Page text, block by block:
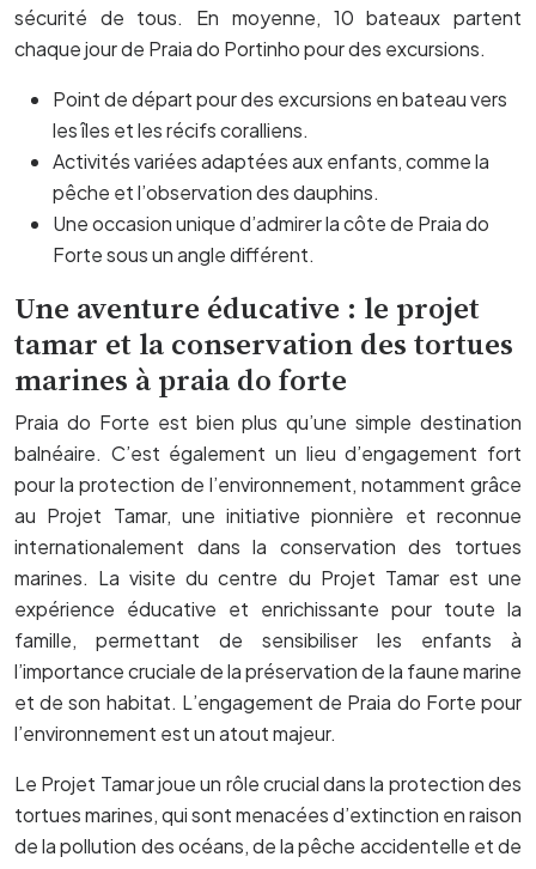
sécurité de tous. En moyenne, 10 bateaux partent
chaque jour de Praia do Portinho pour des excursions.
Point de départ pour des excursions en bateau vers
les îles et les récifs coralliens.
Activités variées adaptées aux enfants, comme la
pêche et l’observation des dauphins.
Une occasion unique d’admirer la côte de Praia do
Forte sous un angle différent.
Une aventure éducative : le projet
tamar et la conservation des tortues
marines à praia do forte
Praia do Forte est bien plus qu’une simple destination
balnéaire. C’est également un lieu d’engagement fort
pour la protection de l’environnement, notamment grâce
au Projet Tamar, une initiative pionnière et reconnue
internationalement dans la conservation des tortues
marines. La visite du centre du Projet Tamar est une
expérience éducative et enrichissante pour toute la
famille, permettant de sensibiliser les enfants à
l’importance cruciale de la préservation de la faune marine
et de son habitat. L’engagement de Praia do Forte pour
l’environnement est un atout majeur.
Le Projet Tamar joue un rôle crucial dans la protection des
tortues marines, qui sont menacées d’extinction en raison
de la pollution des océans, de la pêche accidentelle et de